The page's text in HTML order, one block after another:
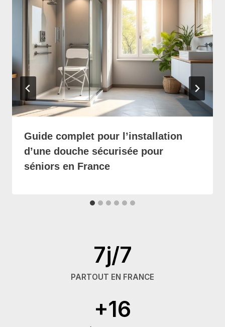
Guide complet pour l’installation
d’une douche sécurisée pour
séniors en France
7j/7
PARTOUT EN FRANCE
+16